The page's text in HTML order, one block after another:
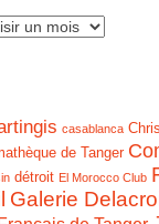
casablanca
de Tanger
détroit El Morocco Club
Galerie